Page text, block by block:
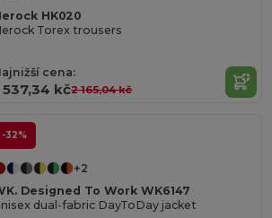
HK020
Torex trousers
cena:
537,34 kč2 165,04 kč
-32%
+2
Designed To Work WK6147
dual-fabric DayToDay jacket